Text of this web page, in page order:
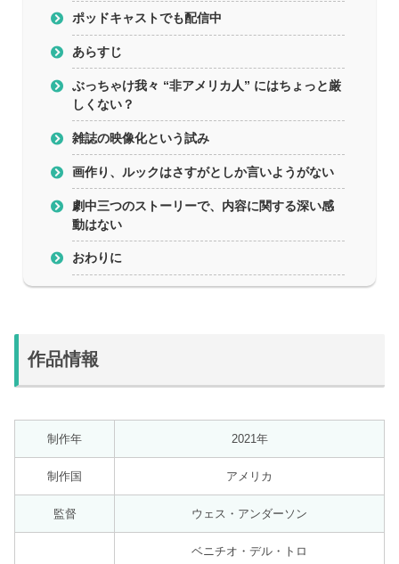
ポッドキャストでも配信中
あらすじ
ぶっちゃけ我々 “非アメリカ人” にはちょっと厳
しくない？
雑誌の映像化という試み
画作り、ルックはさすがとしか言いようがない
劇中三つのストーリーで、内容に関する深い感
動はない
おわりに
作品情報
制作年 2021年
制作国 アメリカ
監督 ウェス・アンダーソン
ベニチオ・デル・トロ